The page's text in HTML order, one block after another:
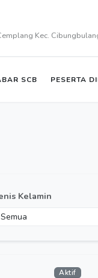
Kec.
SCB PESERTA
Kelamin
Aktif